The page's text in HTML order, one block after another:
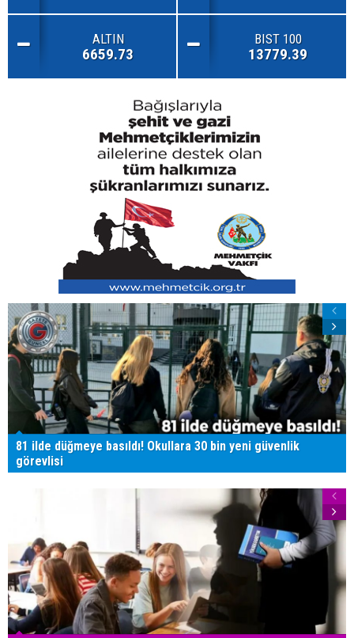
ALTIN
6659.73
BIST 100
13779.39
81 ilde düğmeye basıldı! Okullara 30 bin yeni güvenlik
görevlisi